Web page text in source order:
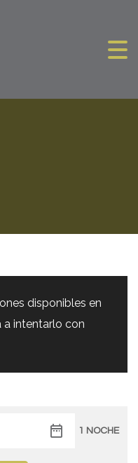
disponibles en
a intentarlo con
1 NOCHE